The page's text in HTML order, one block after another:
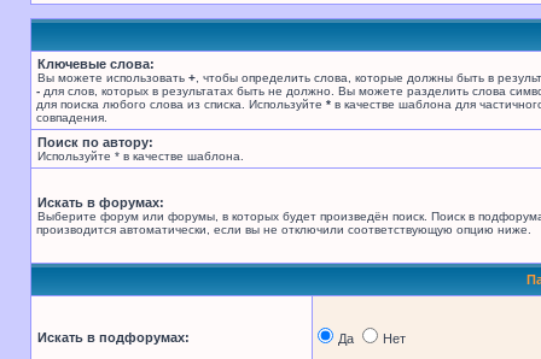
Ключевые слова:
Вы можете использовать + , чтобы определить слова, которые должны быть в
- для слов, которых в результатах быть не должно. Вы можете разделить слова
для поиска любого слова из списка. Используйте * в качестве шаблона для
совпадения.
Поиск по автору:
Используйте * в качестве шаблона.
Искать в форумах:
Выберите форум или форумы, в которых будет произведён поиск. Поиск в
производится автоматически, если вы не отключили соответствующую опцию ниже.
Искать в подфорумах: Да Нет